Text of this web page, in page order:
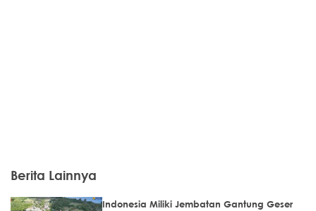
Berita Lainnya
Indonesia Miliki Jembatan Gantung Geser